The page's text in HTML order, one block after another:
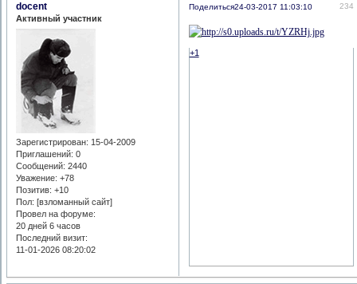
Поделиться 234
24-03-2017 11:03:10
docent
Активный участник
Зарегистрирован: 15-04-2009
Приглашений: 0
Сообщений: 2440
Уважение: +78
Позитив: +10
Пол: [взломанный сайт]
Провел на форуме:
20 дней 6 часов
Последний визит:
11-01-2026 08:20:02
+1